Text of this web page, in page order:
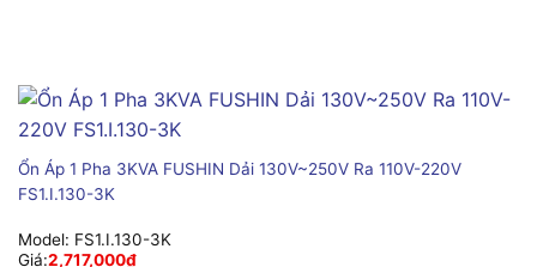
Ổn Áp 1 Pha 3KVA FUSHIN Dải 130V~250V Ra 110V-220V
FS1.I.130-3K
Model: FS1.I.130-3K
Giá:2,717,000₫